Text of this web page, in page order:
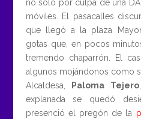
no sólo por culpa de una
móviles. El pasacalles
que llegó a la plaza
gotas que, en pocos
tremendo chaparrón. El
algunos mojándonos como
Alcaldesa,
Paloma Tejero
explanada se quedó
presenció el pregón de la